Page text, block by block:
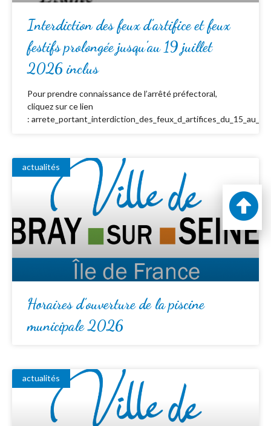
Interdiction des feux d’artifice et feux
festifs prolongée jusqu’au 19 juillet
2026 inclus
Pour prendre connaissance de l’arrêté préfectoral,
cliquez sur ce lien
:
actualités
Horaires d’ouverture de la piscine
municipale 2026
actualités